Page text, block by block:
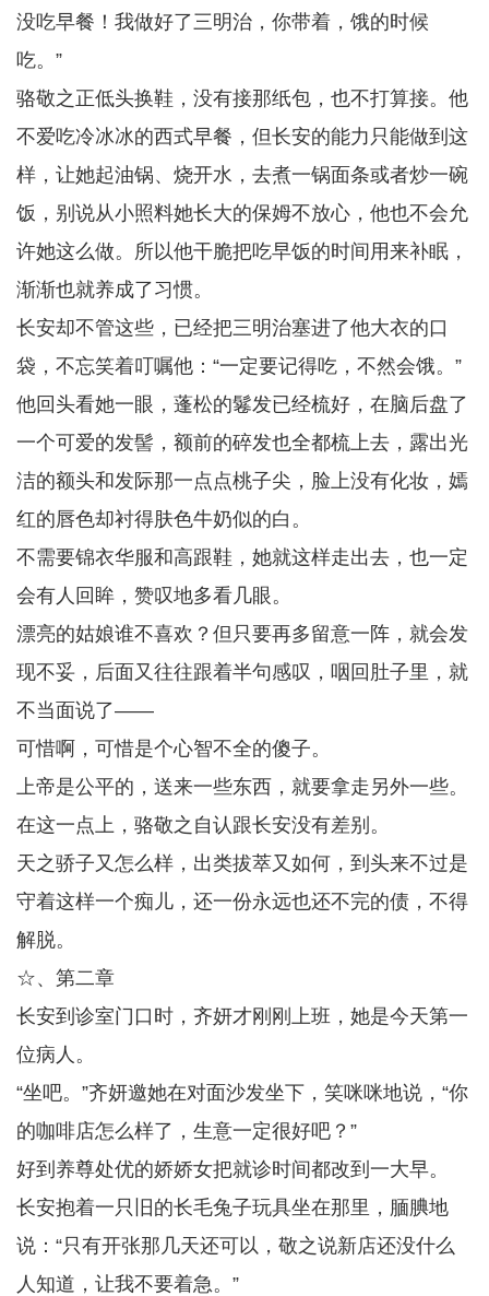
没吃早餐！我做好了三明治，你带着，饿的时候
吃。”
骆敬之正低头换鞋，没有接那纸包，也不打算接。他
不爱吃冷冰冰的西式早餐，但长安的能力只能做到这
样，让她起油锅、烧开水，去煮一锅面条或者炒一碗
饭，别说从小照料她长大的保姆不放心，他也不会允
许她这么做。所以他干脆把吃早饭的时间用来补眠，
渐渐也就养成了习惯。
长安却不管这些，已经把三明治塞进了他大衣的口
袋，不忘笑着叮嘱他：“一定要记得吃，不然会饿。”
他回头看她一眼，蓬松的鬈发已经梳好，在脑后盘了
一个可爱的发髻，额前的碎发也全都梳上去，露出光
洁的额头和发际那一点点桃子尖，脸上没有化妆，嫣
红的唇色却衬得肤色牛奶似的白。
不需要锦衣华服和高跟鞋，她就这样走出去，也一定
会有人回眸，赞叹地多看几眼。
漂亮的姑娘谁不喜欢？但只要再多留意一阵，就会发
现不妥，后面又往往跟着半句感叹，咽回肚子里，就
不当面说了——
可惜啊，可惜是个心智不全的傻子。
上帝是公平的，送来一些东西，就要拿走另外一些。
在这一点上，骆敬之自认跟长安没有差别。
天之骄子又怎么样，出类拔萃又如何，到头来不过是
守着这样一个痴儿，还一份永远也还不完的债，不得
解脱。
☆、第二章
长安到诊室门口时，齐妍才刚刚上班，她是今天第一
位病人。
“坐吧。”齐妍邀她在对面沙发坐下，笑咪咪地说，“你
的咖啡店怎么样了，生意一定很好吧？”
好到养尊处优的娇娇女把就诊时间都改到一大早。
长安抱着一只旧的长毛兔子玩具坐在那里，腼腆地
说：“只有开张那几天还可以，敬之说新店还没什么
人知道，让我不要着急。”